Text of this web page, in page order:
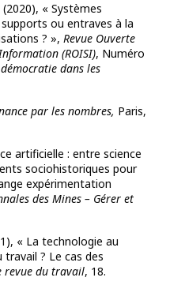
(2020), « Systèmes
ou entraves à la
? », Revue Ouverte
(ROISI), Numéro
dans les
par les nombres, Paris,
artificielle : entre science
sociohistoriques pour
expérimentation
des Mines – Gérer et
« La technologie au
? Le cas des
revue du travail, 18.